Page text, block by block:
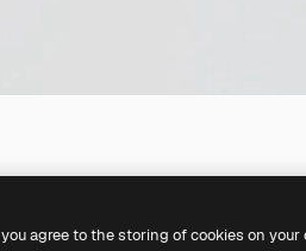
agree to the storing of cookies on